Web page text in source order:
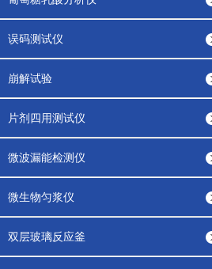
误码测试仪
崩解试验
片剂四用测试仪
微波漏能检测仪
微生物匀浆仪
双层玻璃反应釜